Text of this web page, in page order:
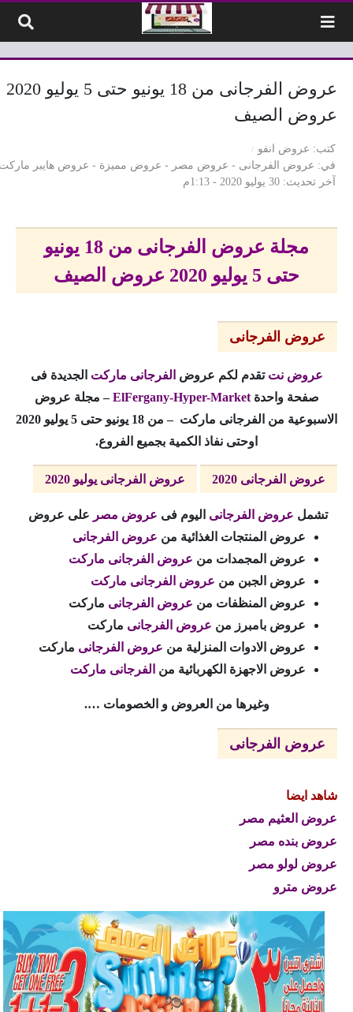
عروض الفرجانى من 18 يونيو حتى 5 يوليو 2020
عروض الصيف
كتب
عروض انفو
في
عروض الفرجانى - عروض مصر - عروض مميزة - عروض هايبر
آخر تحديث 30 يوليو 2020 - 1:13م
مجلة عروض الفرجانى من 18 يونيو
حتى 5 يوليو 2020 عروض الصيف
عروض الفرجانى
عروض نت تقدم لكم عروض الفرجانى ماركت الجديدة فى
صفحة واحدةElFergany-Hyper-Market– مجلة عروض
الاسبوعية من الفرجانى ماركت – من 18 يونيو حتى 5 يوليو
2020
اوحتى نفاذ الكمية بجميع الفروع.
عروض الفرجانى 2020 عروض الفرجانى يوليو 2020
تشمل عروض الفرجانى اليوم فى عروض مصر على عروض
عروض المنتجات الغذائية من عروض الفرجانى
عروض المجمدات من عروض الفرجانى ماركت
عروض الجبن من عروض الفرجانى ماركت
عروض المنظفات من عروض الفرجانى ماركت
عروض بامبرز من عروض الفرجانى ماركت
عروض الادوات المنزلية من عروض الفرجانى ماركت
عروض الاجهزة الكهربائية من الفرجانى ماركت
وغيرها من العروض و الخصومات ….
عروض الفرجانى
شاهد ايضا
عروض العثيم مصر
عروض بنده مصر
عروض لولو مصر
عروض مترو